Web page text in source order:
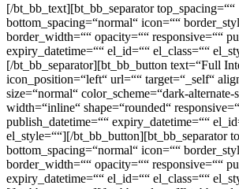
[/bt_bb_text][bt_bb_separator top_spacing=““
bottom_spacing=“normal“ icon=““
border_width=““ opacity=““ responsive=““
expiry_datetime=““ el_id=““ el_class=““
[/bt_bb_separator][bt_bb_button text=“Full
icon_position=“left“ url=““ target=“_self“
size=“normal“ color_scheme=“dark-
width=“inline“ shape=“rounded“
publish_datetime=““ expiry_datetime=““
el_style=““][/bt_bb_button][bt_bb_separator
bottom_spacing=“normal“ icon=““
border_width=““ opacity=““ responsive=““
expiry_datetime=““ el_id=““ el_class=““